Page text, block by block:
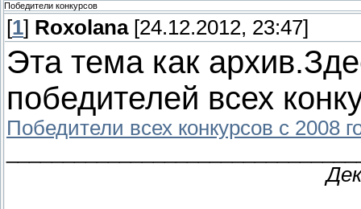
Победители конкурсов
[1] Roxolana[24.12.2012, 23:47]
Эта тема как
победителей всех
Победители всех конкурсов с 2008